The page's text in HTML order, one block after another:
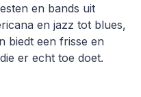
en bands uit
en jazz tot blues,
biedt een frisse en
er echt toe doet.